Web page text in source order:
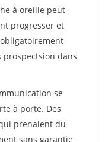
à oreille peut
progresser et
dans
se
à porte. Des
prenaient du
sans garantie